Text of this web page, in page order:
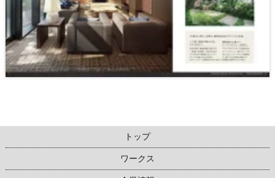
トップ
ワークス